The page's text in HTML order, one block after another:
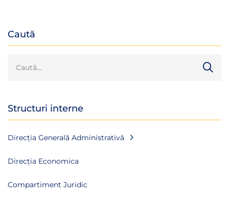
Caută
Structuri interne
Direcția Generală Administrativă
Direcția Economica
Compartiment Juridic